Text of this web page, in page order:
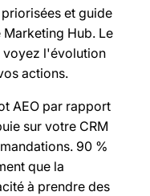
et guide
Hub. Le
voyez l'évolution
actions.
AEO par rapport
sur votre CRM
90 %
que la
à prendre des